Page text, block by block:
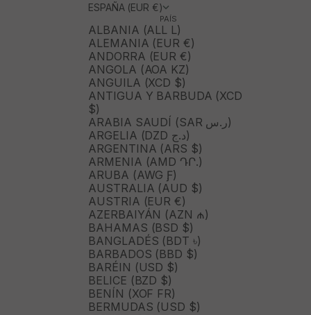
ESPAÑA (EUR €)
PAÍS
ALBANIA (ALL L)
ALEMANIA (EUR €)
ANDORRA (EUR €)
ANGOLA (AOA KZ)
ANGUILA (XCD $)
ANTIGUA Y BARBUDA (XCD
$)
ARABIA SAUDÍ (SAR ر.س)
ARGELIA (DZD د.ج)
ARGENTINA (ARS $)
ARMENIA (AMD ԴՐ.)
ARUBA (AWG Ƒ)
AUSTRALIA (AUD $)
AUSTRIA (EUR €)
AZERBAIYÁN (AZN ₼)
BAHAMAS (BSD $)
BANGLADÉS (BDT ৳)
BARBADOS (BBD $)
BARÉIN (USD $)
BELICE (BZD $)
BENÍN (XOF FR)
BERMUDAS (USD $)